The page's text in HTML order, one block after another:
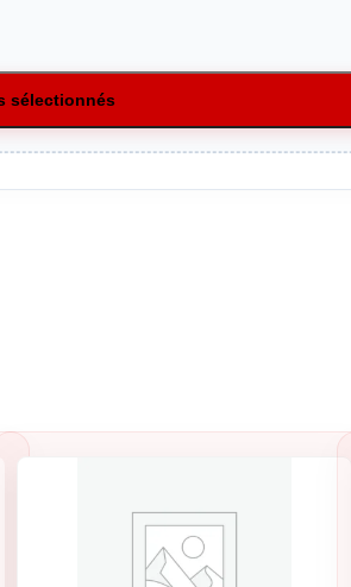
sélectionnés